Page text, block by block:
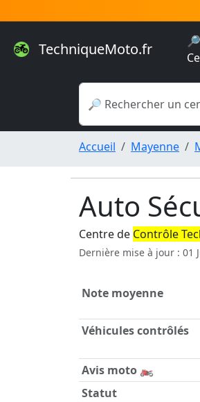
TechniqueMoto.fr
Accueil Mayenne
Auto
Centre de Contrôle
Dernière mise à jour : 01
Note moyenne
Véhicules contrôlés
Avis moto 🏍️
Statut